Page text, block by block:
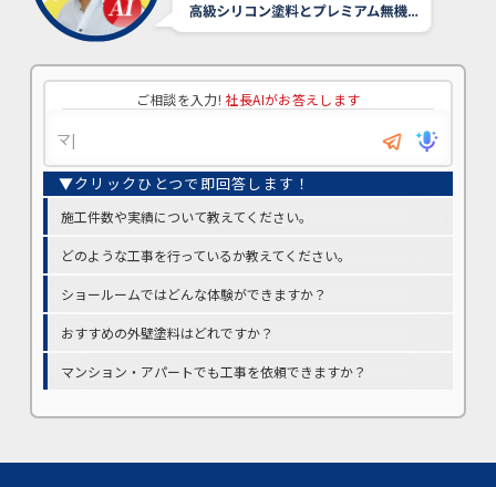
ご相談を入力! 社長AIがお答えします
施工件数や実績について教えてください。
どのような工事を行っているか教えてください。
ショールームではどんな体験ができますか？
おすすめの外壁塗料はどれですか？
マンション・アパートでも工事を依頼できますか？